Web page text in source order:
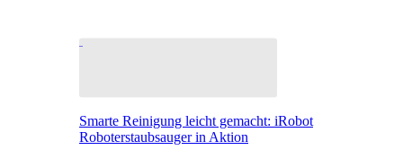
Smarte Reinigung leicht gemacht: iRobot
Roboterstaubsauger in Aktion